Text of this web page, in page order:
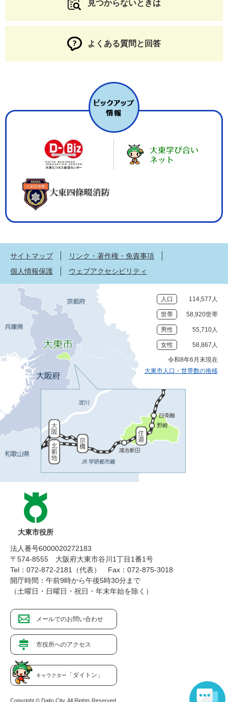
見つからないときは
よくある質問と回答
サイトマップ
リンク・著作権・免責事項
個人情報保護
ウェブアクセシビリティ
人口 114,577人
世帯 58,920世帯
男性 55,710人
女性 58,867人
令和8年6月末現在
大東市人口・世帯数の推移
大東市役所
法人番号6000020272183
〒574-8555 大阪府大東市谷川1丁目1番1号
Tel：072-872-2181（代表）
Fax：072-875-3018
開庁時間：午前9時から午後5時30分まで
（土曜日・日曜日・祝日・年末年始を除く）
メールでのお問い合わせ
市役所へのアクセス
キャラクター 「ダイトン」
Copyright © Daito City. All Rights Reserved.